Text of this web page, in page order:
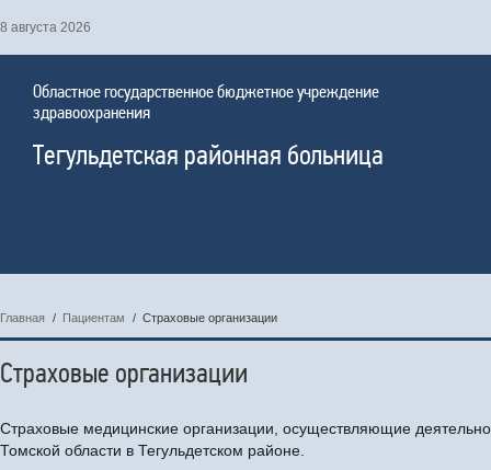
8 августа 2026
Областное государственное бюджетное учреждение
здравоохранения
Тегульдетская районная больница
Главная / Пациентам / Страховые организации
Страховые организации
Страховые медицинские организации, осуществляющие
Томской области в Тегульдетском районе.